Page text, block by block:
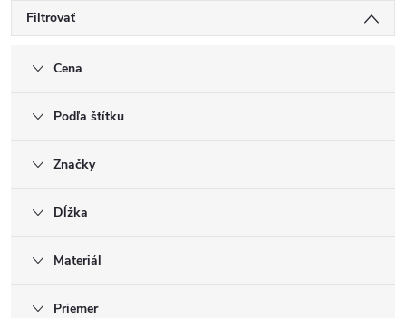
Filtrovať
Cena
Podľa štítku
Značky
Dĺžka
Materiál
Priemer